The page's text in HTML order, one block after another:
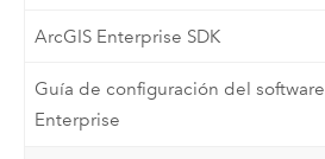
ArcGIS Enterprise SDK
Guía de configuración del
Enterprise